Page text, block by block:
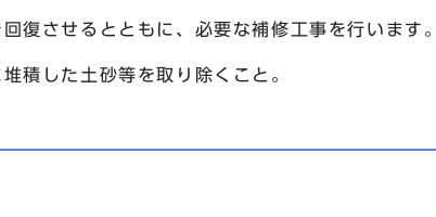
復させるとともに、必要な補修工事を行います。
積した土砂等を取り除くこと。